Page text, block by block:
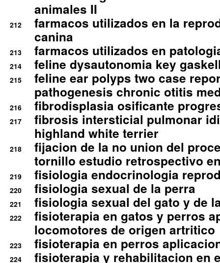
animales II
212
farmacos utilizados en la
canina
213 farmacos utilizados en
214 feline dysautonomia key
215
feline ear polyps two case
pathogenesis chronic otitis
216 fibrodisplasia osificante
217
fibrosis intersticial pulmonar
highland white terrier
218
fijacion de la no union del
tornillo estudio retrospectivo
219 fisiologia endocrinologia
220 fisiologia sexual de la perra
221 fisiologia sexual del gato y de
222
fisioterapia en gatos y perros
locomotores de origen artritico
223 fisioterapia en perros
224
fisioterapia y rehabilitacion en